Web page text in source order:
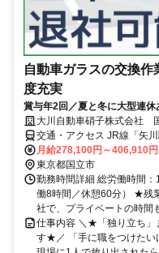
自動車ガラスの交換
度充実
賞与年2回／夏と冬に大型連
大川自動車硝子株式会社
交通・アクセス JR線「矢
月給278,100円～406,910円
東京都国立市
勤務時間詳細 総労働時間
働8時間／休憩60分） ★残
社で、プライベートの時
仕事内容 ＼★「独り立ち」
す★／ 「手に職をつけたい